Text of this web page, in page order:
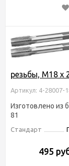
резьбы, М18 x
Артикул: 4-28007-
Изготовлено из
81
Стандарт
495